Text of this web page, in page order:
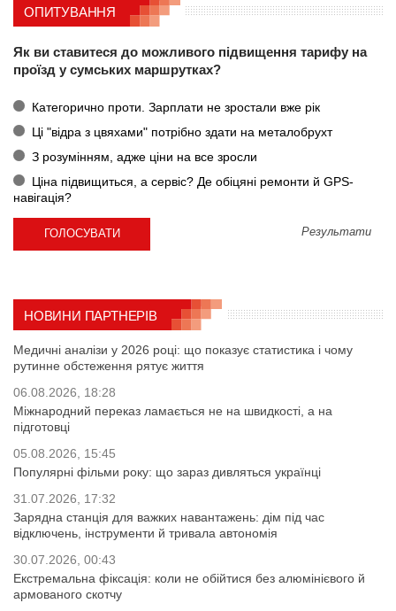
ОПИТУВАННЯ
Як ви ставитеся до можливого підвищення тарифу на
проїзд у сумських маршрутках?
Категорично проти. Зарплати не зростали вже рік
Ці "відра з цвяхами" потрібно здати на металобрухт
З розумінням, адже ціни на все зросли
Ціна підвищиться, а сервіс? Де обіцяні ремонти й GPS-
навігація?
Результати
НОВИНИ ПАРТНЕРІВ
Медичні аналізи у 2026 році: що показує статистика і чому
рутинне обстеження рятує життя
06.08.2026, 18:28
Міжнародний переказ ламається не на швидкості, а на
підготовці
05.08.2026, 15:45
Популярні фільми року: що зараз дивляться українці
31.07.2026, 17:32
Зарядна станція для важких навантажень: дім під час
відключень, інструменти й тривала автономія
30.07.2026, 00:43
Екстремальна фіксація: коли не обійтися без алюмінієвого й
армованого скотчу